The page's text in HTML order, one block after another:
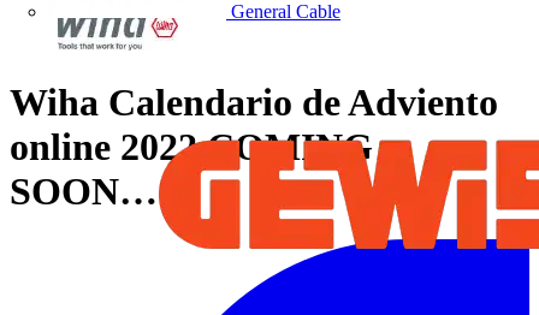
General Cable
Wiha Calendario de Adviento
online 2022 COMING
SOON…